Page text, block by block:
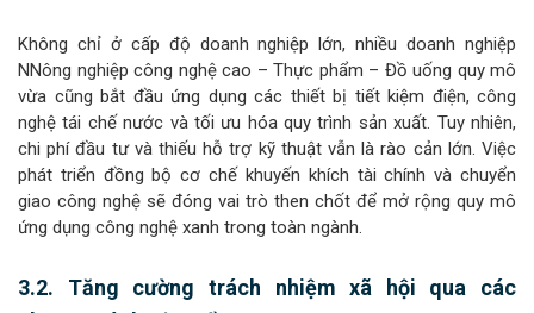
Không chỉ ở cấp độ doanh nghiệp lớn, nhiều doanh nghiệp
NNông nghiệp công nghệ cao – Thực phẩm – Đồ uống quy mô
vừa cũng bắt đầu ứng dụng các thiết bị tiết kiệm điện, công
nghệ tái chế nước và tối ưu hóa quy trình sản xuất. Tuy nhiên,
chi phí đầu tư và thiếu hỗ trợ kỹ thuật vẫn là rào cản lớn. Việc
phát triển đồng bộ cơ chế khuyến khích tài chính và chuyển
giao công nghệ sẽ đóng vai trò then chốt để mở rộng quy mô
ứng dụng công nghệ xanh trong toàn ngành.
3.2. Tăng cường trách nhiệm xã hội qua các